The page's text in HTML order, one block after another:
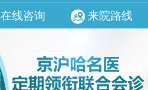
在线咨询 来院路线